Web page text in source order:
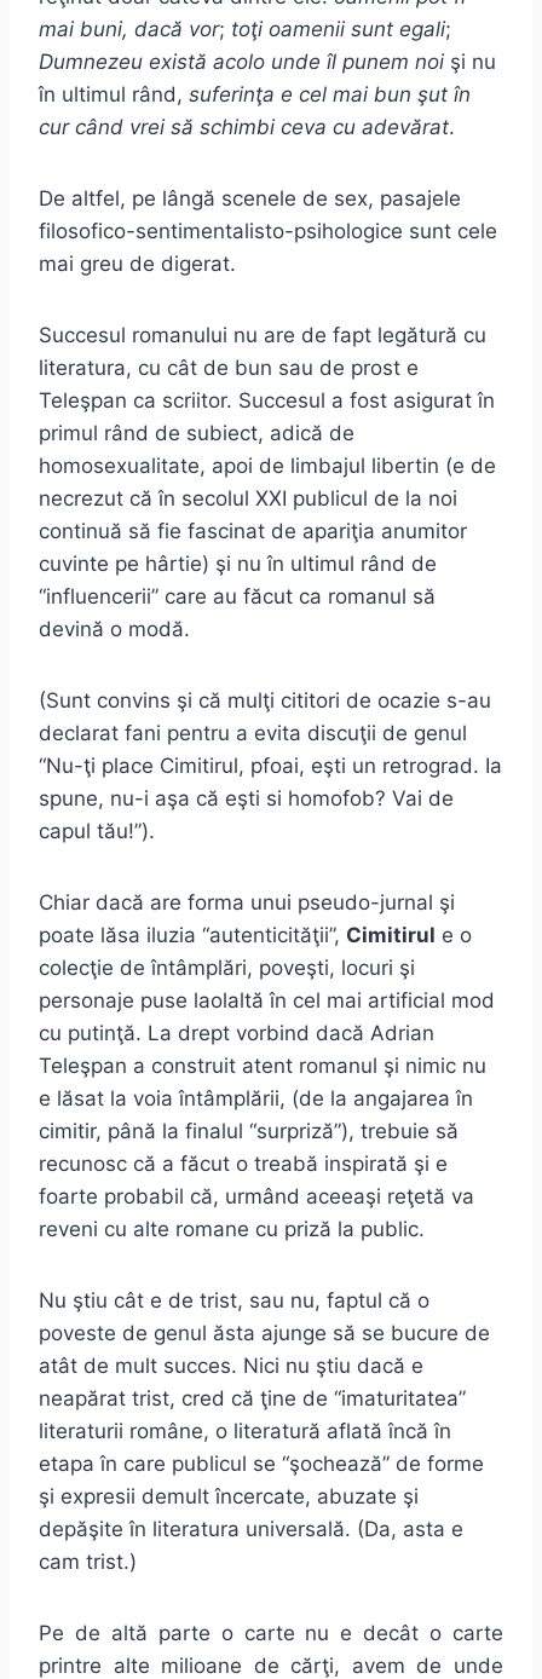
mai buni, dacă vor; toţi oamenii sunt egali;
Dumnezeu există acolo unde îl punem noi şi nu
în ultimul rând, suferinţa e cel mai bun şut în
cur când vrei să schimbi ceva cu adevărat.
De altfel, pe lângă scenele de sex, pasajele
filosofico-sentimentalisto-psihologice sunt cele
mai greu de digerat.
Succesul romanului nu are de fapt legătură cu
literatura, cu cât de bun sau de prost e
Teleşpan ca scriitor. Succesul a fost asigurat în
primul rând de subiect, adică de
homosexualitate, apoi de limbajul libertin (e de
necrezut că în secolul XXI publicul de la noi
continuă să fie fascinat de apariţia anumitor
cuvinte pe hârtie) şi nu în ultimul rând de
“influencerii” care au făcut ca romanul să
devină o modă.
(Sunt convins şi că mulţi cititori de ocazie s-au
declarat fani pentru a evita discuţii de genul
“Nu-ţi place Cimitirul, pfoai, eşti un retrograd. Ia
spune, nu-i aşa că eşti si homofob? Vai de
capul tău!”).
Chiar dacă are forma unui pseudo-jurnal şi
poate lăsa iluzia “autenticităţii”, Cimitirul e o
colecţie de întâmplări, poveşti, locuri şi
personaje puse laolaltă în cel mai artificial mod
cu putinţă. La drept vorbind dacă Adrian
Teleşpan a construit atent romanul şi nimic nu
e lăsat la voia întâmplării, (de la angajarea în
cimitir, până la finalul “surpriză”), trebuie să
recunosc că a făcut o treabă inspirată şi e
foarte probabil că, urmând aceeaşi reţetă va
reveni cu alte romane cu priză la public.
Nu ştiu cât e de trist, sau nu, faptul că o
poveste de genul ăsta ajunge să se bucure de
atât de mult succes. Nici nu ştiu dacă e
neapărat trist, cred că ţine de “imaturitatea”
literaturii române, o literatură aflată încă în
etapa în care publicul se “şochează” de forme
şi expresii demult încercate, abuzate şi
depăşite în literatura universală. (Da, asta e
cam trist.)
Pe de altă parte o carte nu e decât o carte
printre alte milioane de cărţi, avem de unde